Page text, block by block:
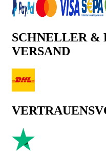
SCHNELLER
VERSAND